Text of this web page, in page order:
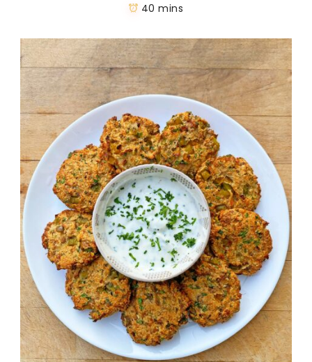
40 mins